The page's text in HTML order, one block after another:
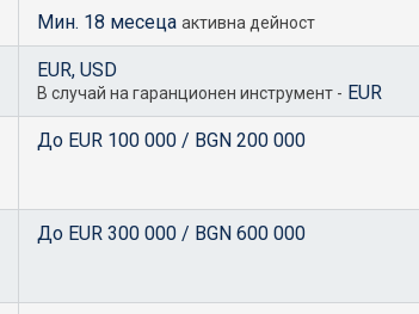
Мин. 18 месеца активна дейност
EUR, USD
В случай на гаранционен инструмент - EUR
До EUR 100 000 / BGN 200 000
До EUR 300 000 / BGN 600 000